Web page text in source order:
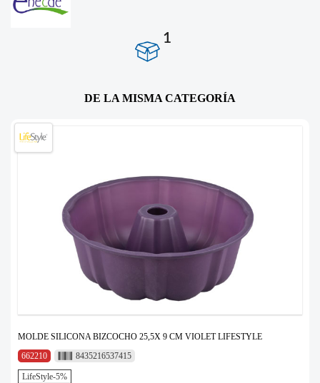
1
DE LA MISMA CATEGORÍA
MOLDE SILICONA BIZCOCHO 25,5X 9 CM VIOLET LIFESTYLE
662210
8435216537415
LifeStyle-5%